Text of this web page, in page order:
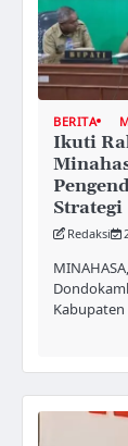
BERITA
Ikuti
Strategi
Redaksi
Kabupaten